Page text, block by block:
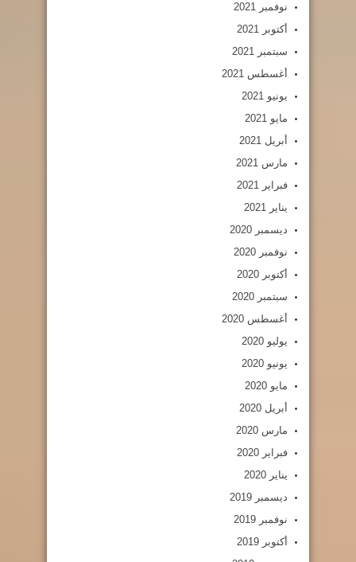
نوفمبر 2021
أكتوبر 2021
سبتمبر 2021
أغسطس 2021
يونيو 2021
مايو 2021
أبريل 2021
مارس 2021
فبراير 2021
يناير 2021
ديسمبر 2020
نوفمبر 2020
أكتوبر 2020
سبتمبر 2020
أغسطس 2020
يوليو 2020
يونيو 2020
مايو 2020
أبريل 2020
مارس 2020
فبراير 2020
يناير 2020
ديسمبر 2019
نوفمبر 2019
أكتوبر 2019